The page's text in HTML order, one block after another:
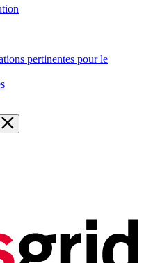
pertinentes pour le